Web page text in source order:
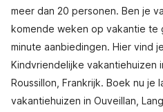
meer dan 20 personen. Ben je
komende weken op vakantie te
minute aanbiedingen. Hier vind
Kindvriendelijke vakantiehuizen
Roussillon, Frankrijk. Boek nu je
vakantiehuizen in Ouveillan,